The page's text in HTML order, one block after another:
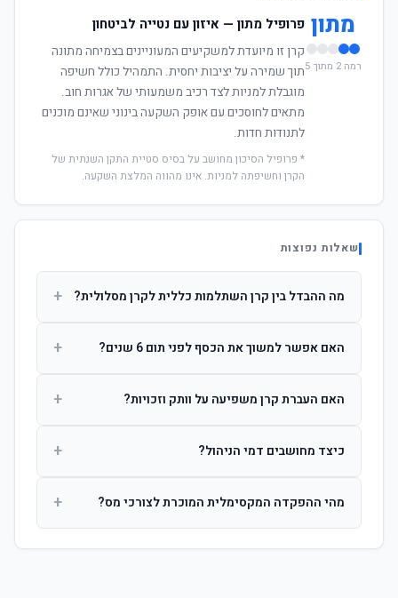
מתון
רמה 2 מתוך 5
פרופיל מתון — איזון עם נטייה לביטחון
קרן זו מיועדת למשקיעים המעוניינים בצמיחה מתונה
תוך שמירה על יציבות יחסית. התמהיל כולל חשיפה
מוגבלת למניות לצד רכיב משמעותי של אגרות חוב.
מתאים לחוסכים עם אופק השקעה בינוני שאינם מוכנים
לתנודות חדות.
* פרופיל הסיכון מחושב על בסיס סטיית התקן השנתית של
הקרן וחשיפתה למניות. אינו מהווה המלצת השקעה.
שאלות נפוצות
מה ההבדל בין קרן השתלמות כללית לקרן מסלולית? +
ההשקעות. קרן מסלולית עוקבת אחרי מדד ספציפי ומאפשרת
האם אפשר למשוך את הכסף לפני תום 6 שנים? +
הרווחים. לאחר 6 שנים ניתן למשוך פטור ממס עד לתקרה
האם העברת קרן משפיעה על וותק וזכויות? +
החברות. הוותק ממשיך להיספר מיום ההפקדה הראשונה.
כיצד מחושבים דמי הניהול? +
ומתן על שיעורם בעת הצטרפות.
מהי ההפקדה המקסימלית המוכרת לצורכי מס? +